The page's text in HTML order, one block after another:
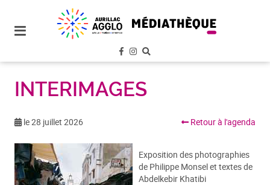
site
INTERIMAGES
le 28 juillet 2026 Retour à l'agenda
Exposition des photographies
de Philippe Monsel et textes de
Abdelkebir Khatibi